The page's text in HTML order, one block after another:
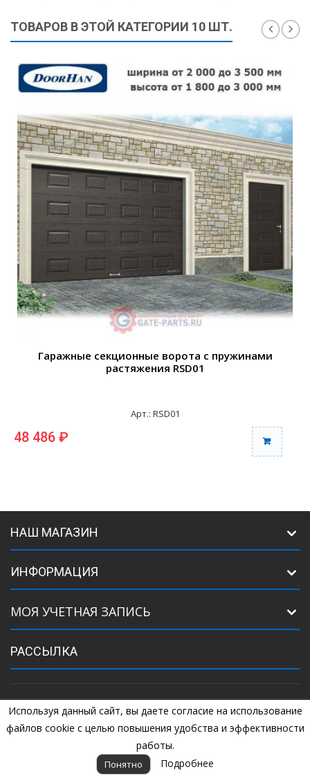
Используя данный сайт, вы даете согласие на использование
файлов cookie с целью повышения удобства и эффективности
работы.
Понятно Подробнее
ТОВАРОВ В ЭТОЙ КАТЕГОРИИ 10 ШТ.
Гаражные секционные ворота с пружинами
растяжения RSD01
Арт.: RSD01
48 486 ₽
НАШ МАГАЗИН
ИНФОРМАЦИЯ
МОЯ УЧЕТНАЯ ЗАПИСЬ
РАССЫЛКА
©2005Комплектующие для ворот. +7 (925) 507-07-34, +7 (925) 507-
04-44